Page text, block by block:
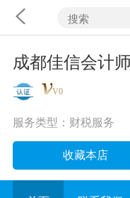
成都佳信会计
V0
服务类型： 财税服务
收藏本店